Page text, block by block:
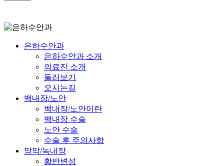
은하수안과
은하수안과 소개
의료진 소개
둘러보기
오시는길
백내장/노안
백내장/노안이란
백내장 수술
노안 수술
수술 후 주의사항
망막/녹내장
황반변성